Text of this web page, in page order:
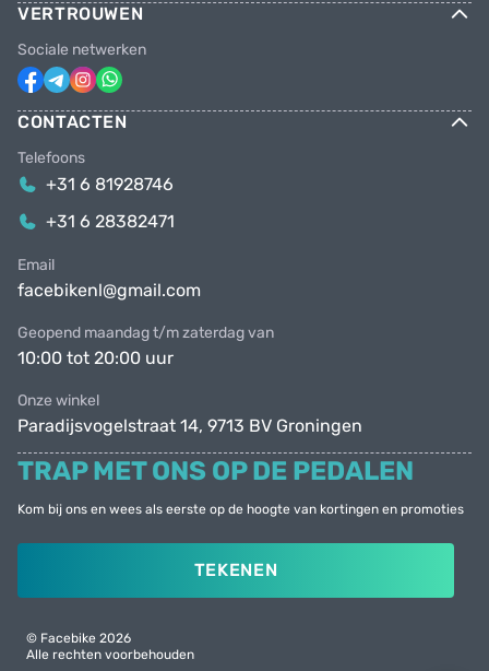
VERTROUWEN
Sociale netwerken
CONTACTEN
Telefoons
+31 6 81928746
+31 6 28382471
Email
facebikenl@gmail.com
Geopend maandag t/m zaterdag van
10:00 tot 20:00 uur
Onze winkel
Paradijsvogelstraat 14, 9713 BV Groningen
TRAP MET ONS OP DE PEDALEN
Kom bij ons en wees als eerste op de hoogte van kortingen en promoties
TEKENEN
© Facebike 2026
Alle rechten voorbehouden